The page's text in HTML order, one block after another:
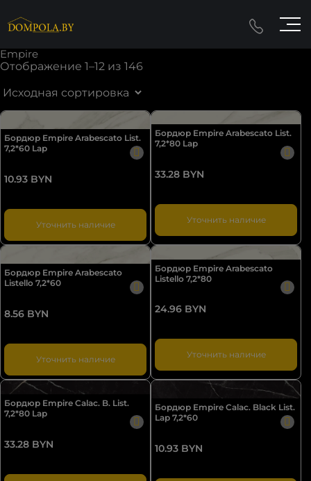
Empire
Отображение 1–12 из 146
Бордюр Empire Arabescato List.
7,2*60 Lap
10.93 BYN
Уточнить наличие
Бордюр Empire Arabescato List.
7,2*80 Lap
33.28 BYN
Уточнить наличие
Бордюр Empire Arabescato
Listello 7,2*60
8.56 BYN
Уточнить наличие
Бордюр Empire Arabescato
Listello 7,2*80
24.96 BYN
Уточнить наличие
Бордюр Empire Calac. B. List.
7,2*80 Lap
33.28 BYN
Бордюр Empire Calac. Black List.
Lap 7,2*60
10.93 BYN